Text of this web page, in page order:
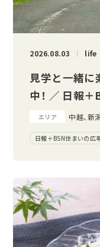
2026.08.03 life
見学と一緒に
中！ ／ 日報
エリア 中越、新
日報＋BSN住まいの広